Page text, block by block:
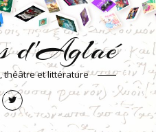
d'Aglaé
théâtre et littérature